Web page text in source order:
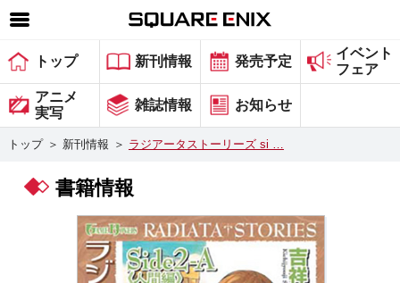
SQUARE ENIX 公式サイトメニュー
ゲーム
マガジン＆ブックス
グッズ
トップ 新刊情報 発売予定
イベント
フェア
アニメ
実写
雑誌情報 お知らせ
トップ ＞ 新刊情報 ＞ ラジアータストーリーズ si …
書籍情報